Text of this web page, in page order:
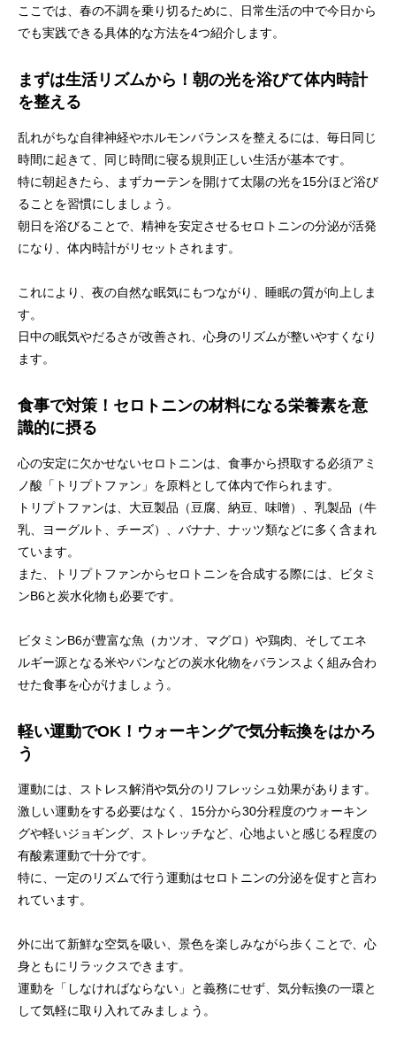
ここでは、春の不調を乗り切るために、日常生活の中で今日から
でも実践できる具体的な方法を4つ紹介します。
まずは生活リズムから！朝の光を浴びて体内時計
を整える
乱れがちな自律神経やホルモンバランスを整えるには、毎日同じ
時間に起きて、同じ時間に寝る規則正しい生活が基本です。
特に朝起きたら、まずカーテンを開けて太陽の光を15分ほど浴び
ることを習慣にしましょう。
朝日を浴びることで、精神を安定させるセロトニンの分泌が活発
になり、体内時計がリセットされます。
これにより、夜の自然な眠気にもつながり、睡眠の質が向上しま
す。
日中の眠気やだるさが改善され、心身のリズムが整いやすくなり
ます。
食事で対策！セロトニンの材料になる栄養素を意
識的に摂る
心の安定に欠かせないセロトニンは、食事から摂取する必須アミ
ノ酸「トリプトファン」を原料として体内で作られます。
トリプトファンは、大豆製品（豆腐、納豆、味噌）、乳製品（牛
乳、ヨーグルト、チーズ）、バナナ、ナッツ類などに多く含まれ
ています。
また、トリプトファンからセロトニンを合成する際には、ビタミ
ンB6と炭水化物も必要です。
ビタミンB6が豊富な魚（カツオ、マグロ）や鶏肉、そしてエネ
ルギー源となる米やパンなどの炭水化物をバランスよく組み合わ
せた食事を心がけましょう。
軽い運動でOK！ウォーキングで気分転換をはかろ
う
運動には、ストレス解消や気分のリフレッシュ効果があります。
激しい運動をする必要はなく、15分から30分程度のウォーキン
グや軽いジョギング、ストレッチなど、心地よいと感じる程度の
有酸素運動で十分です。
特に、一定のリズムで行う運動はセロトニンの分泌を促すと言わ
れています。
外に出て新鮮な空気を吸い、景色を楽しみながら歩くことで、心
身ともにリラックスできます。
運動を「しなければならない」と義務にせず、気分転換の一環と
して気軽に取り入れてみましょう。